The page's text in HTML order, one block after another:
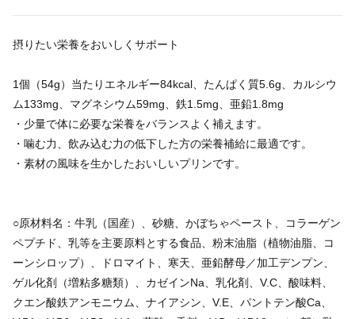
摂りたい栄養をおいしくサポート
1個（54g）当たりエネルギー84kcal、たんぱく質5.6g、カルシウ
ム133mg、マグネシウム59mg、鉄1.5mg、亜鉛1.8mg
・少量で体に必要な栄養をバランスよく補えます。
・噛む力、飲み込む力の低下した方の栄養補給に最適です。
・素材の風味を生かしたおいしいプリンです。
○原材料名：牛乳（国産）、砂糖、かぼちゃペースト、コラーゲン
ペプチド、乳等を主要原料とする食品、粉末油脂（植物油脂、コ
ーンシロップ）、ドロマイト、寒天、亜鉛酵母／加工デンプン、
ゲル化剤（増粘多糖類）、カゼインNa、乳化剤、V.C、酸味料、
クエン酸鉄アンモニウム、ナイアシン、V.E、パントテン酸Ca、